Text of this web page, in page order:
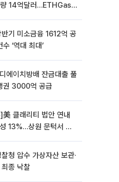
14억달러…ETHGas
기 미소금융 1612억 공
‘역대 최대’
에이치방배 잔금대출 풀
권 3000억 공급
美 클래리티 법안 연내
13%…상원 문턱서 제
청 압수 가상자산 보관·
종 낙찰